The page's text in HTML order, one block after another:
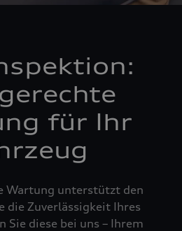
für Ihr
Wartung unterstützt den
die Zuverlässigkeit Ihres
Sie diese bei uns – Ihrem